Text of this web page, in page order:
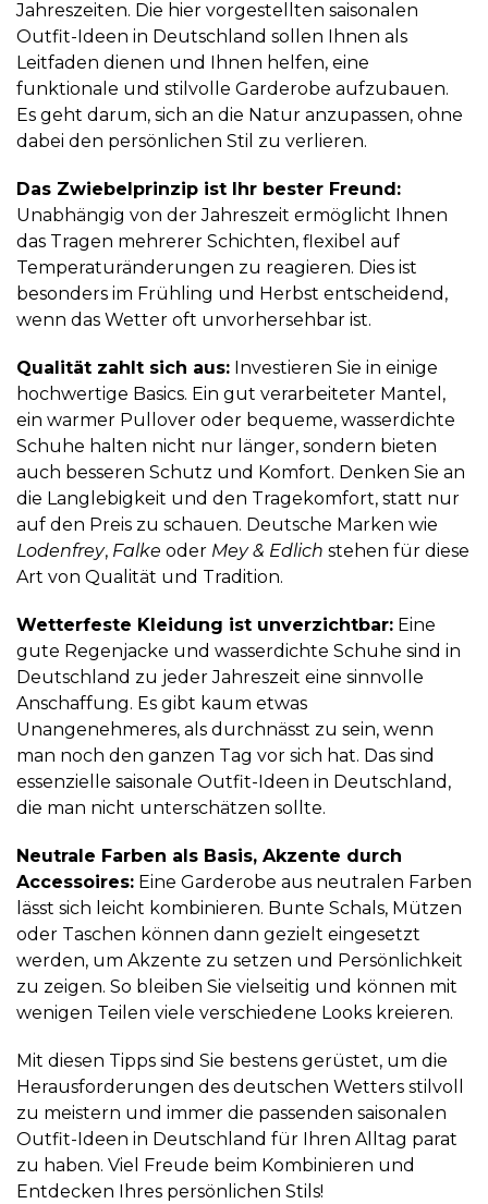
Jahreszeiten. Die hier vorgestellten saisonalen
Outfit-Ideen in Deutschland sollen Ihnen als
Leitfaden dienen und Ihnen helfen, eine
funktionale und stilvolle Garderobe aufzubauen.
Es geht darum, sich an die Natur anzupassen, ohne
dabei den persönlichen Stil zu verlieren.
Das Zwiebelprinzip ist Ihr bester Freund:
Unabhängig von der Jahreszeit ermöglicht Ihnen
das Tragen mehrerer Schichten, flexibel auf
Temperaturänderungen zu reagieren. Dies ist
besonders im Frühling und Herbst entscheidend,
wenn das Wetter oft unvorhersehbar ist.
Qualität zahlt sich aus: Investieren Sie in einige
hochwertige Basics. Ein gut verarbeiteter Mantel,
ein warmer Pullover oder bequeme, wasserdichte
Schuhe halten nicht nur länger, sondern bieten
auch besseren Schutz und Komfort. Denken Sie an
die Langlebigkeit und den Tragekomfort, statt nur
auf den Preis zu schauen. Deutsche Marken wie
Lodenfrey, Falke oder Mey & Edlich stehen für diese
Art von Qualität und Tradition.
Wetterfeste Kleidung ist unverzichtbar: Eine
gute Regenjacke und wasserdichte Schuhe sind in
Deutschland zu jeder Jahreszeit eine sinnvolle
Anschaffung. Es gibt kaum etwas
Unangenehmeres, als durchnässt zu sein, wenn
man noch den ganzen Tag vor sich hat. Das sind
essenzielle saisonale Outfit-Ideen in Deutschland,
die man nicht unterschätzen sollte.
Neutrale Farben als Basis, Akzente durch
Accessoires: Eine Garderobe aus neutralen Farben
lässt sich leicht kombinieren. Bunte Schals, Mützen
oder Taschen können dann gezielt eingesetzt
werden, um Akzente zu setzen und Persönlichkeit
zu zeigen. So bleiben Sie vielseitig und können mit
wenigen Teilen viele verschiedene Looks kreieren.
Mit diesen Tipps sind Sie bestens gerüstet, um die
Herausforderungen des deutschen Wetters stilvoll
zu meistern und immer die passenden saisonalen
Outfit-Ideen in Deutschland für Ihren Alltag parat
zu haben. Viel Freude beim Kombinieren und
Entdecken Ihres persönlichen Stils!